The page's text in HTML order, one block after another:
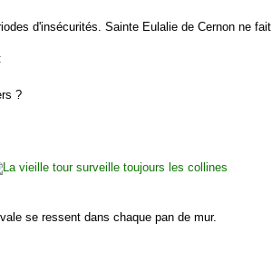
d'insécurités. Sainte Eulalie de Cernon ne fait
?
se ressent dans chaque pan de mur.